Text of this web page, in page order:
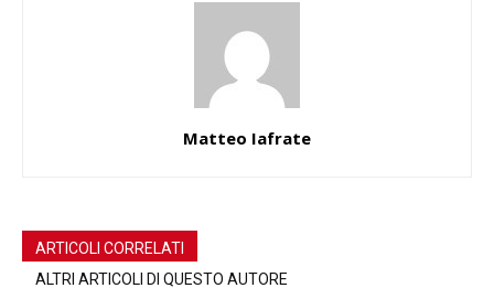
Matteo Iafrate
ARTICOLI CORRELATI
ALTRI ARTICOLI DI QUESTO AUTORE